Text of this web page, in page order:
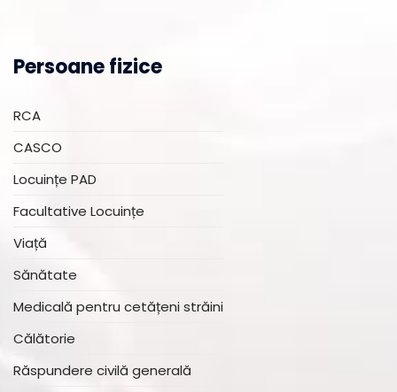
Persoane fizice
RCA
CASCO
Locuințe PAD
Facultative Locuințe
Viață
Sănătate
Medicală pentru cetățeni străini
Călătorie
Răspundere civilă generală